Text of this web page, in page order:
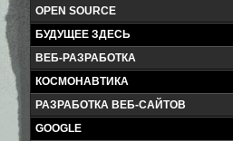
OPEN SOURCE
БУДУЩЕЕ ЗДЕСЬ
ВЕБ-РАЗРАБОТКА
КОСМОНАВТИКА
РАЗРАБОТКА ВЕБ-САЙТОВ
GOOGLE